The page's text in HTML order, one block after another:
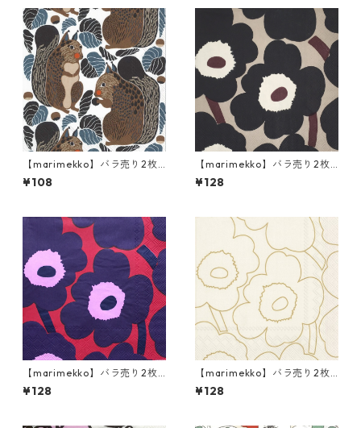
【marimekko】バラ売り2枚
カクテルサイズ ペーパーナプ
キン KURRE ブラウンxブラッ
¥108
【marimekko】バラ売り2枚
ランチサイズ ペーパーナプキ
ン UNIKKO ブルー×リネン
¥128
【marimekko】バラ売り2枚
ランチサイズ ペーパーナプキ
ン UNIKKO レッド×ブルー
¥128
【marimekko】バラ売り2枚
ランチサイズ ペーパーナプキ
ン PIIRTO UNIKKO ゴールド
¥128